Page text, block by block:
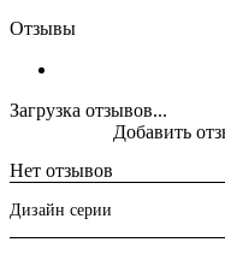
Отзывы
Загрузка отзывов...
Нет отзывов
Добавить
Дизайн серии